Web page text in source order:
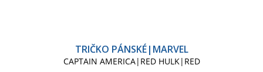
TRIČKO PÁNSKÉ|MARVEL
CAPTAIN AMERICA|RED HULK|RED